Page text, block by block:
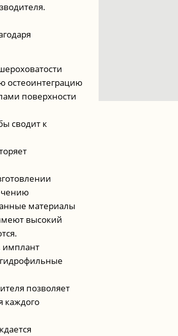
остеоинтеграцию
поверхности
сводит к
материалы
высокий
имплант
гидрофильные
позволяет
каждого